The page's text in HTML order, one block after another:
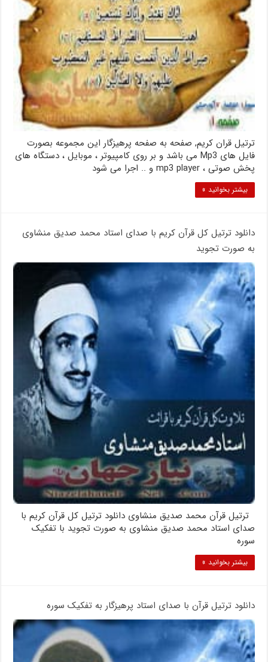
ترتیل قران کریم, صفحه به صفحه پرهیزگار این مجموعه بصورت
فایل های Mp3 می باشد و بر روی کامپیوتر ،‌ موبایل ،‌ دستگاه های
پخش صوتی ،‌ mp3 player و .. اجرا می شود
بیشتر بخوانید »
دانلود ترتیل کل قرآن کریم با صدای استاد محمد صدیق منشاوی
به صورت تجوید
ترتیل قرآن محمد صدیق منشاوی دانلود ترتیل کل قرآن کریم با
صدای استاد محمد صدیق منشاوی به صورت تجوید با تفکیک
سوره
بیشتر بخوانید »
دانلود ترتیل قرآن با صدای استاد پرهیزگار به تفکیک سوره